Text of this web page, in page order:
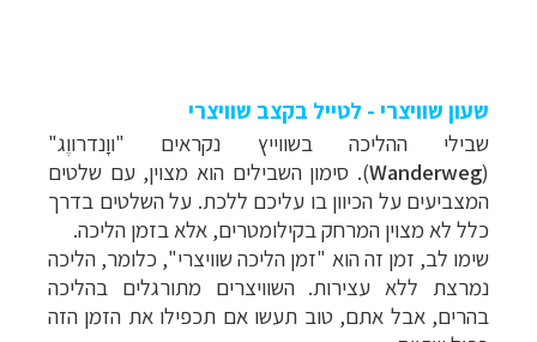
שעון שוויצרי - לטייל בקצב שוויצרי
שבילי ההליכה בשווייץ נקראים "ווָנדרווֶג"
(
Wanderweg). סימון השבילים הוא מצוין, עם שלטים
המצביעים על הכיוון בו עליכם ללכת. על השלטים בדרך
כלל לא מצוין המרחק בקילומטרים, אלא בזמן הליכה.
שימו לב, זמן זה הוא "זמן הליכה שוויצרי", כלומר, הליכה
נמרצת ללא עצירות. השוויצרים מתורגלים בהליכה
בהרים, אבל אתם, טוב תעשו אם תכפילו את הזמן הזה